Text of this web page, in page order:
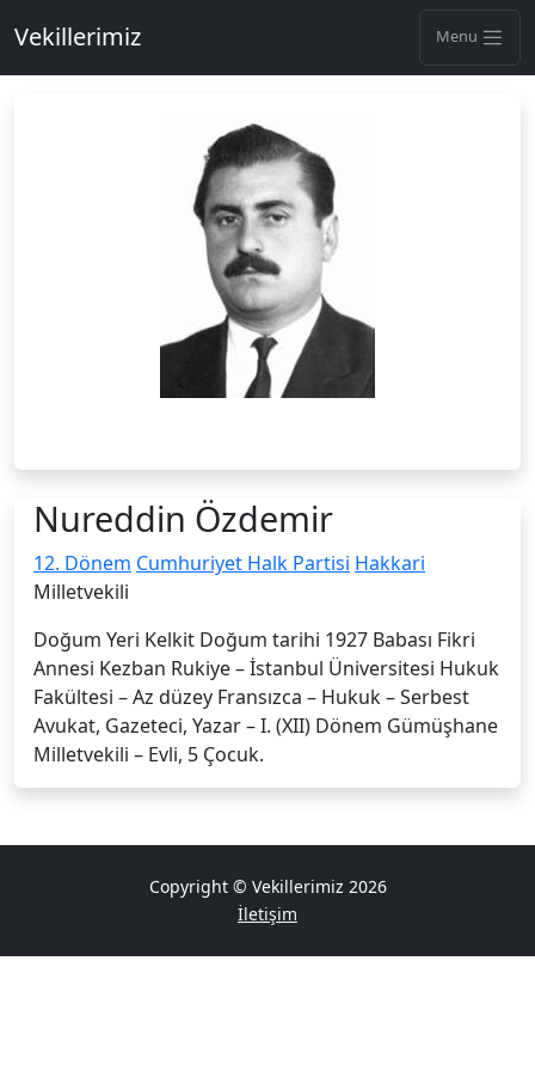
Vekillerimiz Menu
Nureddin Özdemir
12. Dönem Cumhuriyet Halk Partisi Hakkari
Milletvekili
Doğum Yeri Kelkit Doğum tarihi 1927 Babası Fikri
Annesi Kezban Rukiye – İstanbul Üniversitesi Hukuk
Fakültesi – Az düzey Fransızca – Hukuk – Serbest
Avukat, Gazeteci, Yazar – I. (XII) Dönem Gümüşhane
Milletvekili – Evli, 5 Çocuk.
Copyright © Vekillerimiz 2026
İletişim